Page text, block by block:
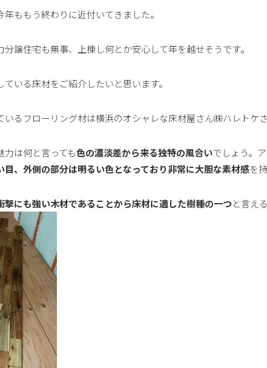
年ももう終わりに近付いてきました。
分譲住宅も無事、上棟し何とか安心して年を越せそうです。
ている床材をご紹介したいと思います。
いるフローリング材は横浜のオシャレな床材屋さん㈱ハレトケ
力は何と言っても色の濃淡差から来る独特の風合いでしょう。
目、外側の部分は明るい色となっており非常に大胆な素材感を
撃にも強い木材であることから床材に適した樹種の一つと言え